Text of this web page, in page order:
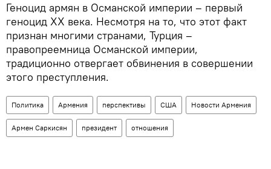
Геноцид армян в Османской империи – первый
геноцид XX века. Несмотря на то, что этот факт
признан многими странами, Турция –
правопреемница Османской империи,
традиционно отвергает обвинения в совершении
этого преступления.
Политика Армения перспективы США Новости Армения
Армен Саркисян президент отношения